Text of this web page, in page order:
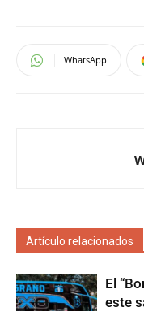
WhatsApp
Artículo relacionados
El
este